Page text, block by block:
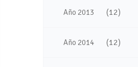
Año 2013 (12)
Año 2014 (12)